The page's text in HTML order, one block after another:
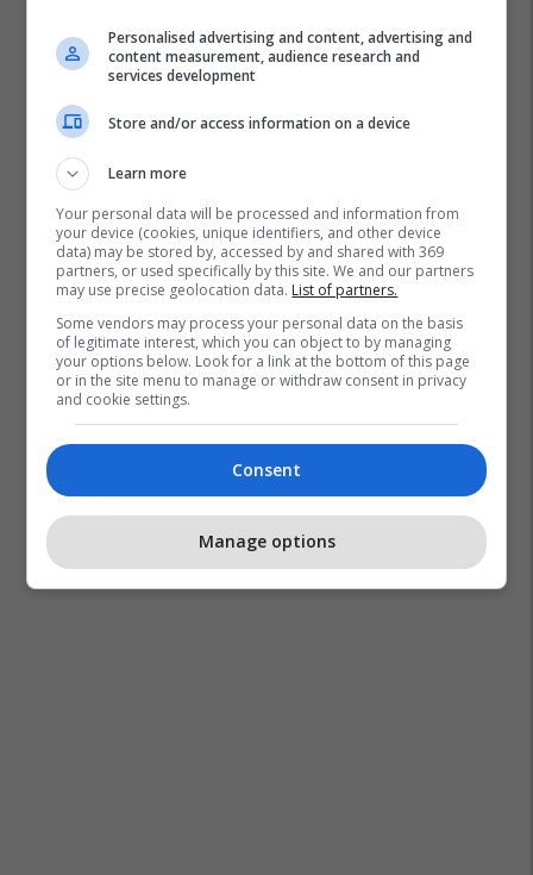
Topi I Artë France Football Alexia Putellas
Personalised advertising and content, advertising and
content measurement, audience research and
services development
Store and/or access information on a device
Learn more
Your personal data will be processed and information from
your device (cookies, unique identifiers, and other device
data) may be stored by, accessed by and shared with 369
partners, or used specifically by this site. We and our partners
may use precise geolocation data. List of partners.
Some vendors may process your personal data on the basis
of legitimate interest, which you can object to by managing
your options below. Look for a link at the bottom of this page
or in the site menu to manage or withdraw consent in privacy
and cookie settings.
Consent
Manage options